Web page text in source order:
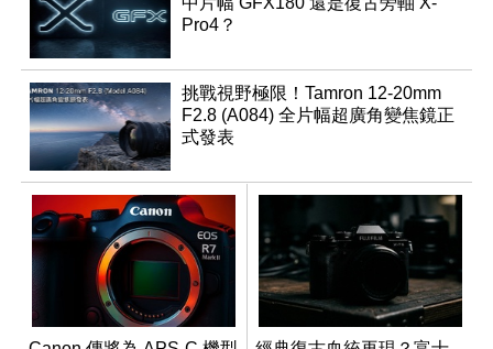
Pro4？
挑戰視野極限！Tamron 12-20mm
F2.8 (A084) 全片幅超廣角變焦鏡正
式發表